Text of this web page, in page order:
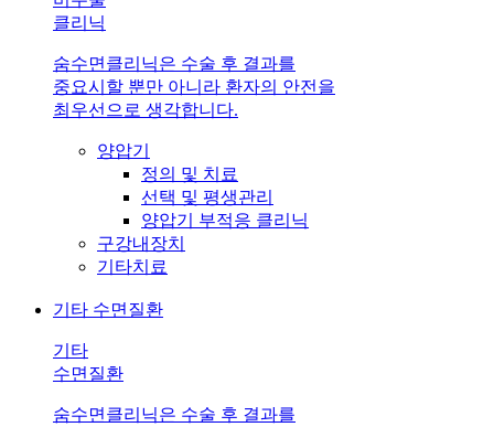
클리닉
숨수면클리닉은 수술 후 결과를
중요시할 뿐만 아니라 환자의 안전을
최우선으로 생각합니다.
양압기
정의 및 치료
선택 및 평생관리
양압기 부적응 클리닉
구강내장치
기타치료
기타 수면질환
기타
수면질환
숨수면클리닉은 수술 후 결과를